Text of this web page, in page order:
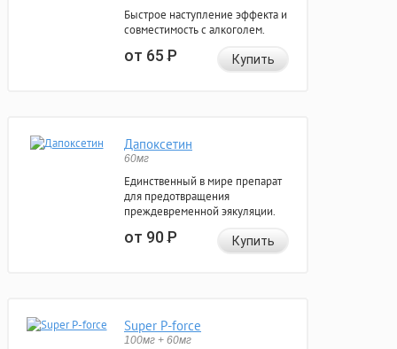
Быстрое наступление эффекта и
совместимость с алкоголем.
от 65Р Купить
Дапоксетин
60мг
Единственный в мире препарат
для предотвращения
преждевременной эякуляции.
от 90Р Купить
Super P-force
100мг + 60мг